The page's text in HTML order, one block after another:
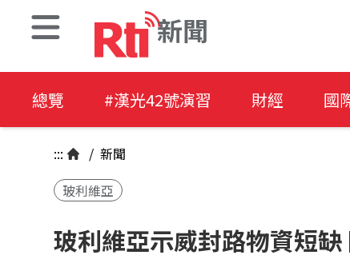
新聞
總覽 #漢光42號演習 財經 國
::: / 新聞
玻利維亞
玻利維亞示威封路物資短